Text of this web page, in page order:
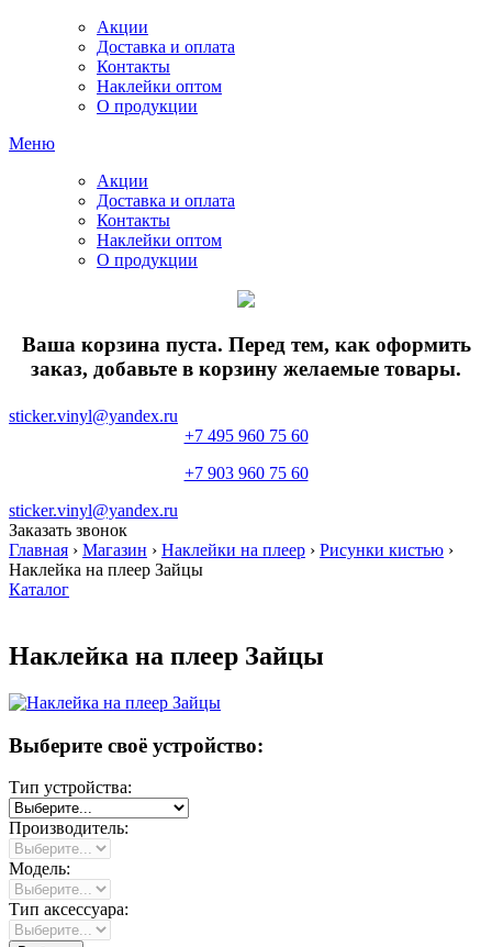
Акции
Доставка и оплата
Контакты
Наклейки оптом
О продукции
Меню
Акции
Доставка и оплата
Контакты
Наклейки оптом
О продукции
Ваша корзина пуста. Перед тем, как оформить
заказ, добавьте в корзину желаемые товары.
sticker.vinyl@yandex.ru
+7 495 960 75 60
+7 903 960 75 60
sticker.vinyl@yandex.ru
Заказать звонок
Главная › Магазин › Наклейки на плеер › Рисунки кистью ›
Наклейка на плеер Зайцы
Каталог
Наклейка на плеер Зайцы
Выберите своё устройство:
Тип устройства:
Производитель:
Модель:
Тип аксессуара: